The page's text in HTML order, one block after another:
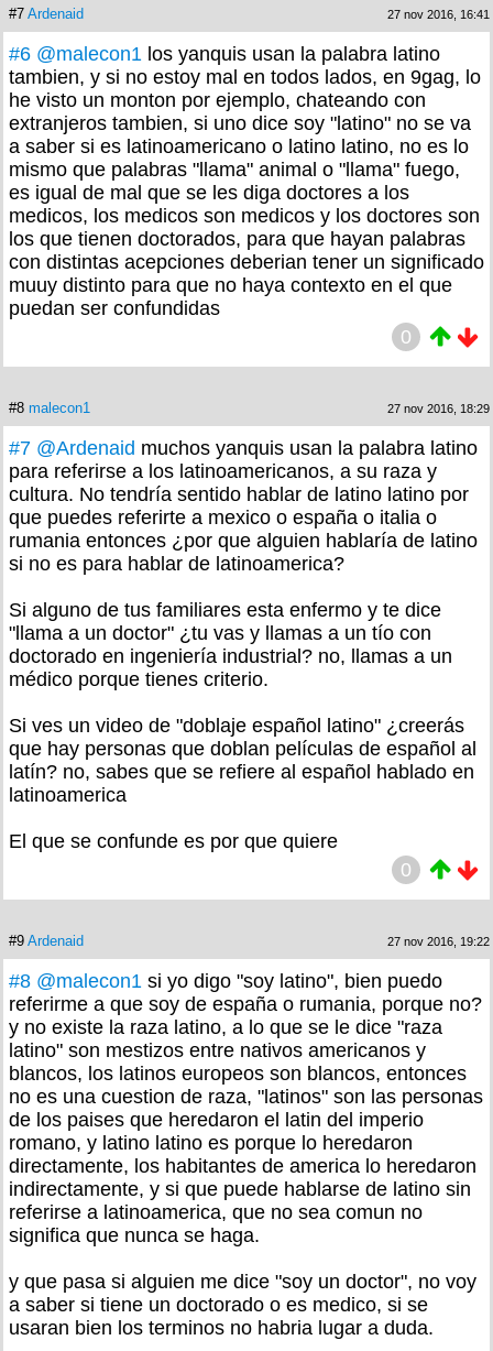
#7 Ardenaid 27 nov 2016, 16:41
#6 @malecon1 los yanquis usan la palabra latino
tambien, y si no estoy mal en todos lados, en 9gag, lo
he visto un monton por ejemplo, chateando con
extranjeros tambien, si uno dice soy "latino" no se va
a saber si es latinoamericano o latino latino, no es lo
mismo que palabras "llama" animal o "llama" fuego,
es igual de mal que se les diga doctores a los
medicos, los medicos son medicos y los doctores son
los que tienen doctorados, para que hayan palabras
con distintas acepciones deberian tener un significado
muuy distinto para que no haya contexto en el que
puedan ser confundidas
0
#8 malecon1 27 nov 2016, 18:29
#7 @Ardenaid muchos yanquis usan la palabra latino
para referirse a los latinoamericanos, a su raza y
cultura. No tendría sentido hablar de latino latino por
que puedes referirte a mexico o españa o italia o
rumania entonces ¿por que alguien hablaría de latino
si no es para hablar de latinoamerica?
Si alguno de tus familiares esta enfermo y te dice
"llama a un doctor" ¿tu vas y llamas a un tío con
doctorado en ingeniería industrial? no, llamas a un
médico porque tienes criterio.
Si ves un video de "doblaje español latino" ¿creerás
que hay personas que doblan películas de español al
latín? no, sabes que se refiere al español hablado en
latinoamerica
El que se confunde es por que quiere
0
#9 Ardenaid 27 nov 2016, 19:22
#8 @malecon1 si yo digo "soy latino", bien puedo
referirme a que soy de españa o rumania, porque no?
y no existe la raza latino, a lo que se le dice "raza
latino" son mestizos entre nativos americanos y
blancos, los latinos europeos son blancos, entonces
no es una cuestion de raza, "latinos" son las personas
de los paises que heredaron el latin del imperio
romano, y latino latino es porque lo heredaron
directamente, los habitantes de america lo heredaron
indirectamente, y si que puede hablarse de latino sin
referirse a latinoamerica, que no sea comun no
significa que nunca se haga.
y que pasa si alguien me dice "soy un doctor", no voy
a saber si tiene un doctorado o es medico, si se
usaran bien los terminos no habria lugar a duda.